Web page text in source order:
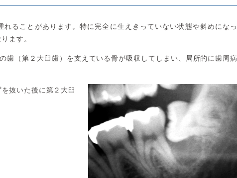
ることがあります。特に完全に生えきっていない状態や斜めになっ
ます。
（第２大臼歯）を支えている骨が吸収してしまい、局所的に歯周病
抜いた後に第２大臼